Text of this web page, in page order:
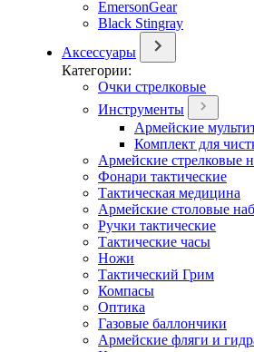
EmersonGear
Black Stingray
Аксессуары
Категории:
Очки стрелковые
Инструменты
Армейские
Комплект для
Армейские стрелковые
Фонари тактические
Тактическая медицина
Армейские столовые
Ручки тактические
Тактические часы
Ножи
Тактический Грим
Компасы
Оптика
Газовые баллончики
Армейские фляги и